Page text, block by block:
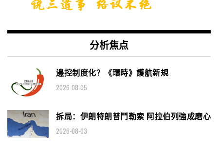
分析焦点
邊控制度化？《環時》護航新規
2026-08-05
拆局：伊朗特朗普鬥勒索 阿拉伯列強成磨心
2026-08-03